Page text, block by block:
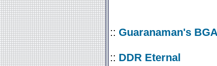
:: Guaranaman's
:: DDR Eternal